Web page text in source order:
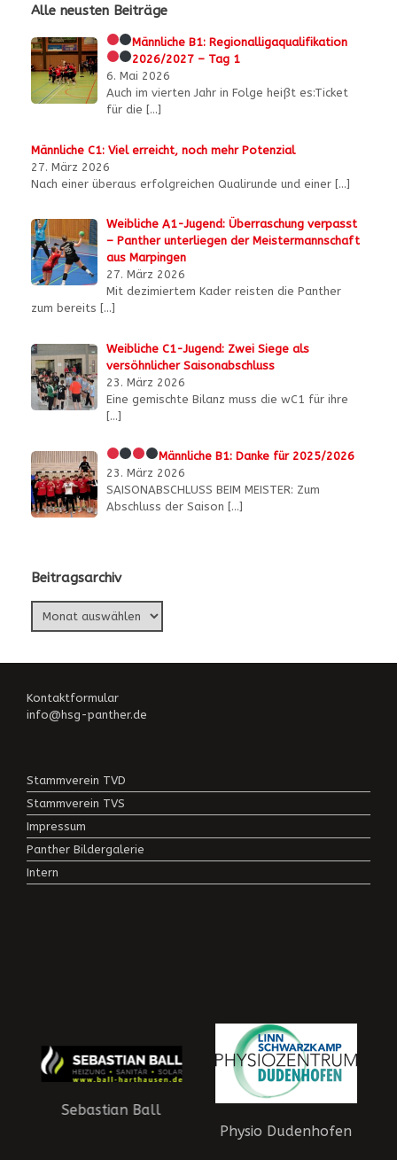
Alle neusten Beiträge
Männliche B1:Regionalligaqualifikation
2026/2027 – Tag 1
6. Mai 2026
Auch im vierten Jahr in Folge heißt es:Ticket
für die […]
Männliche C1: Viel erreicht, noch mehr Potenzial
27. März 2026
Nach einer überaus erfolgreichen Qualirunde und einer […]
Weibliche A1-Jugend: Überraschung verpasst
– Panther unterliegen der Meistermannschaft
aus Marpingen
27. März 2026
Mit dezimiertem Kader reisten die Panther
zum bereits […]
Weibliche C1-Jugend: Zwei Siege als
versöhnlicher Saisonabschluss
23. März 2026
Eine gemischte Bilanz muss die wC1 für ihre
[…]
Männliche B1: Danke für 2025/2026
23. März 2026
SAISONABSCHLUSS BEIM MEISTER: Zum
Abschluss der Saison […]
Beitragsarchiv
Kontaktformular
info@hsg-panther.de
Stammverein TVD
Stammverein TVS
Impressum
Panther Bildergalerie
Intern
Sebastian Ball
Physio Dudenhofen